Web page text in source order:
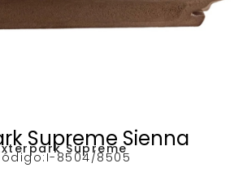
Supreme Sienna
Supreme
I-8504/8505